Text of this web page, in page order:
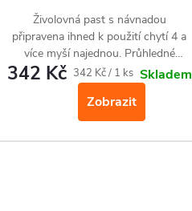
Živolovná past s návnadou
připravena ihned k použití chytí 4 a
více myší najednou. Průhledné
posuvné víko umožňuje snadnou
kontrolu odchytu a následně snadné
vypuštění lapených hlodavců bez
nutnosti manipulace s nimi.
342 Kč Měrná
342 Kč / 1 ks Skladem
Zobrazit